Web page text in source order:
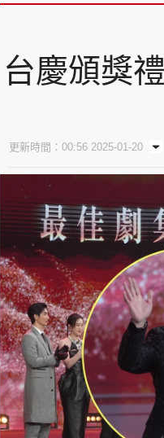
台慶頒獎
更新時間：00:56 2025-01-20